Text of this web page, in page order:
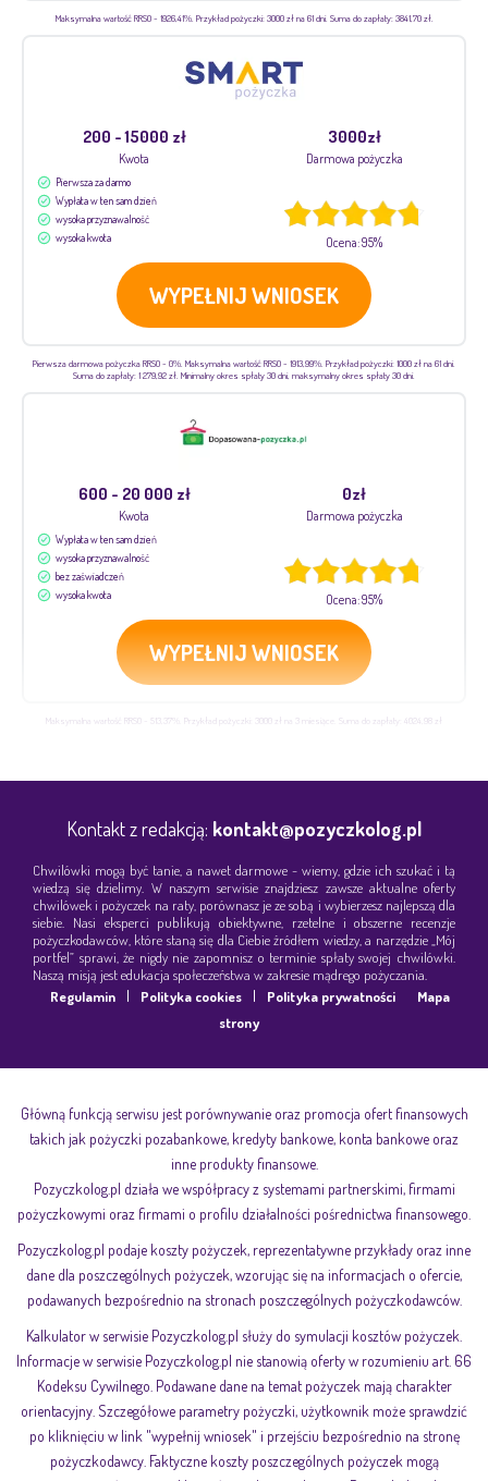
Maksymalna wartość RRSO - 1926,41%. Przykład pożyczki: 3000 zł na 61 dni. Suma do zapłaty: 3841,70 zł.
200 - 15000 zł
Kwota
3000zł
Darmowa pożyczka
Pierwsza za darmo
Wypłata w ten sam dzień
wysoka przyznawalność
wysoka kwota
Ocena: 95%
WYPEŁNIJ WNIOSEK
Pierwsza darmowa pożyczka RRSO - 0%. Maksymalna wartość RRSO - 1913,99%. Przykład pożyczki: 1000 zł na 61 dni.
Suma do zapłaty: 1 279,92 zł. Minimalny okres spłaty 30 dni, maksymalny okres spłaty 30 dni.
600 - 20 000 zł
Kwota
0zł
Darmowa pożyczka
Wypłata w ten sam dzień
wysoka przyznawalność
bez zaświadczeń
wysoka kwota
Ocena: 95%
WYPEŁNIJ WNIOSEK
Maksymalna wartość RRSO - 513,37%. Przykład pożyczki: 3000 zł na 3 miesiące. Suma do zapłaty: 4024,98 zł
Kontakt z redakcją: kontakt@pozyczkolog.pl
Chwilówki mogą być tanie, a nawet darmowe - wiemy, gdzie ich szukać i tą
wiedzą się dzielimy. W naszym serwisie znajdziesz zawsze aktualne oferty
chwilówek i pożyczek na raty, porównasz je ze sobą i wybierzesz najlepszą dla
siebie. Nasi eksperci publikują obiektywne, rzetelne i obszerne recenzje
pożyczkodawców, które staną się dla Ciebie źródłem wiedzy, a narzędzie „Mój
portfel” sprawi, że nigdy nie zapomnisz o terminie spłaty swojej chwilówki.
Naszą misją jest edukacja społeczeństwa w zakresie mądrego pożyczania.
Regulamin
| Polityka cookies | Polityka prywatności
Mapa
strony
Główną funkcją serwisu jest porównywanie oraz promocja ofert finansowych
takich jak pożyczki pozabankowe, kredyty bankowe, konta bankowe oraz
inne produkty finansowe.
Pozyczkolog.pl działa we współpracy z systemami partnerskimi, firmami
pożyczkowymi oraz firmami o profilu działalności pośrednictwa finansowego.
Pozyczkolog.pl podaje koszty pożyczek, reprezentatywne przykłady oraz inne
dane dla poszczególnych pożyczek, wzorując się na informacjach o ofercie,
podawanych bezpośrednio na stronach poszczególnych pożyczkodawców.
Kalkulator w serwisie Pozyczkolog.pl służy do symulacji kosztów pożyczek.
Informacje w serwisie Pozyczkolog.pl nie stanowią oferty w rozumieniu art. 66
Kodeksu Cywilnego. Podawane dane na temat pożyczek mają charakter
orientacyjny. Szczegółowe parametry pożyczki, użytkownik może sprawdzić
po kliknięciu w link "wypełnij wniosek" i przejściu bezpośrednio na stronę
pożyczkodawcy. Faktyczne koszty poszczególnych pożyczek mogą